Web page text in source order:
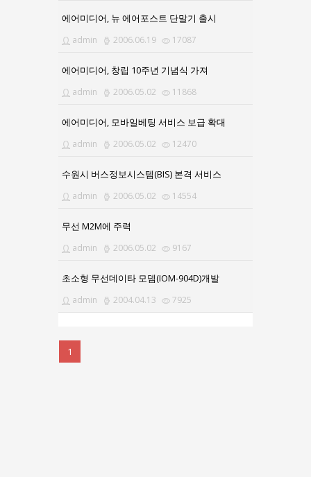
에어미디어, 뉴 에어포스트 단말기 출시
admin 2006.06.19 17087
에어미디어, 창립 10주년 기념식 가져
admin 2006.05.02 11868
에어미디어, 모바일베팅 서비스 보급 확대
admin 2006.05.02 12470
수원시 버스정보시스템(BIS) 본격 서비스
admin 2006.05.02 14554
무선 M2M에 주력
admin 2006.05.02 9167
초소형 무선데이타 모뎀(IOM-904D)개발
admin 2004.04.13 7925
1